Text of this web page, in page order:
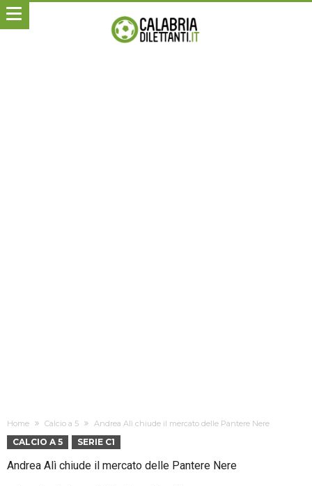
Home Calcio a 5 Andrea Alì chiude il mercato delle Pantere Nere
CALCIO A 5 SERIE C1
Andrea Alì chiude il mercato delle Pantere Nere